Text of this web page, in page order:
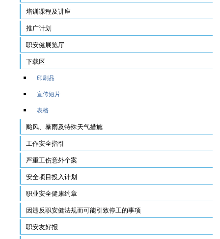
培训课程及讲座
推广计划
职安健展览厅
下载区
印刷品
宣传短片
表格
颱风、暴雨及特殊天气措施
工作安全指引
严重工伤意外个案
安全项目投入计划
职业安全健康约章
因违反职安健法规而可能引致停工的事项
职安友好报